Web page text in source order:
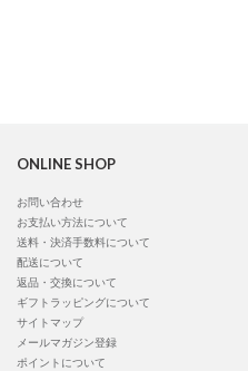
ONLINE SHOP
お問い合わせ
お支払い方法について
送料・決済手数料について
配送について
返品・交換について
ギフトラッピングについて
サイトマップ
メールマガジン登録
ポイントについて